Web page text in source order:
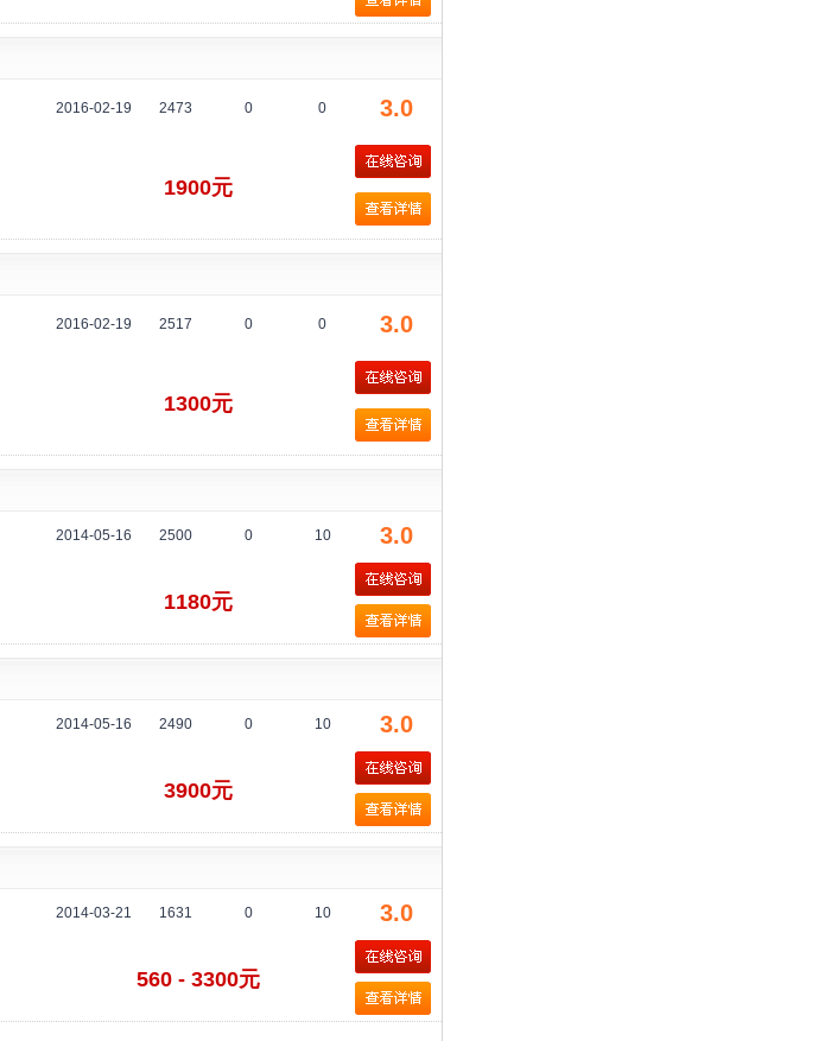
2016-02-19 2473 0 0 3.0
1900元
2016-02-19 2517 0 0 3.0
1300元
2014-05-16 2500 0 10 3.0
1180元
2014-05-16 2490 0 10 3.0
3900元
2014-03-21 1631 0 10 3.0
560 - 3300元